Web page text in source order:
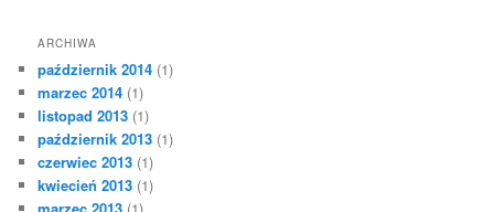
ARCHIWA
październik 2014 (1)
marzec 2014 (1)
listopad 2013 (1)
październik 2013 (1)
czerwiec 2013 (1)
kwiecień 2013 (1)
marzec 2013 (1)